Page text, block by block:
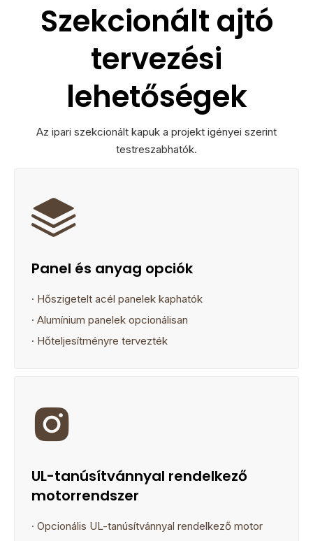
Szekcionált ajtó
tervezési
lehetőségek
Az ipari szekcionált kapuk a projekt igényei szerint
testreszabhatók.

Panel és anyag opciók
· Hőszigetelt acél panelek kaphatók
· Alumínium panelek opcionálisan
· Hőteljesítményre tervezték

UL-tanúsítvánnyal rendelkező
motorrendszer
· Opcionális UL-tanúsítvánnyal rendelkező motor